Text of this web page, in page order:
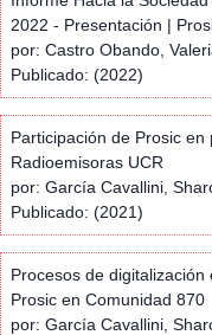
2022 - Presentación |
por: Castro Obando,
Publicado: (2022)
Participación de Prosic
Radioemisoras UCR
por: García Cavallini,
Publicado: (2021)
Procesos de
Prosic en Comunidad 870
por: García Cavallini,